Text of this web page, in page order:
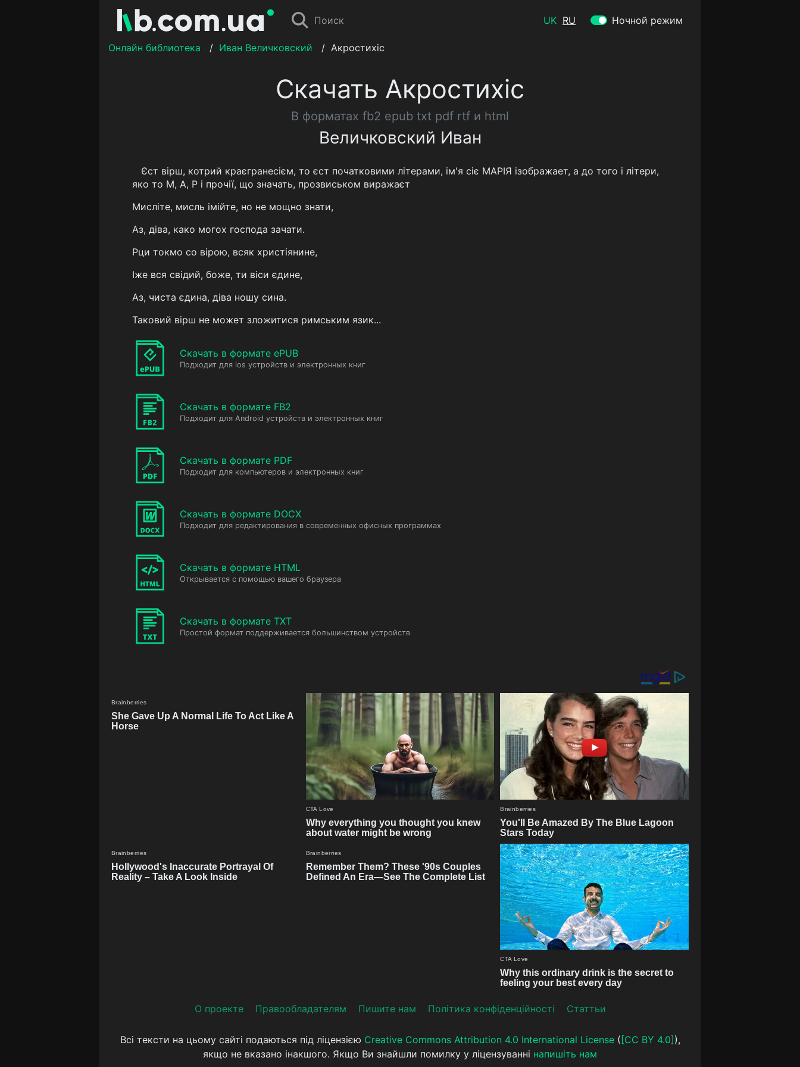
Поиск UK RU Ночной режим
Онлайн библиотека / Иван Величковский / Акростихіс
Скачать Акростихіс
В форматах fb2 epub txt pdf rtf и html
Величковский Иван
Єст вірш, котрий краєгранесієм, то єст початковими літерами, ім'я сіє МАРІЯ ізображает, а до того і літери,
яко то М, А, Р і прочії, що значать, прозвиськом виражаєт
Мисліте, мисль імійте, но не мощно знати,
Аз, діва, како могох господа зачати.
Рци токмо со вірою, всяк христіянине,
Іже вся свідий, боже, ти віси єдине,
Аз, чиста єдина, діва ношу сина.
Таковий вірш не может зложитися римським язик...
Скачать в формате ePUB
Подходит для ios устройств и электронных книг
Скачать в формате FB2
Подходит для Android устройств и электронных книг
Скачать в формате PDF
Подходит для компьютеров и электронных книг
Скачать в формате DOCX
Подходит для редактирования в современных офисных программах
Скачать в формате HTML
Открывается с помощью вашего браузера
Скачать в формате TXT
Простой формат поддерживается большинством устройств
О проекте Прaвooблaдателям Пишите нам Політика конфіденційності Статтьи
Всі тексти на цьому сайті подаються під ліцензією Creative Commons Attribution 4.0 International License( [CC BY 4.0] ),
якщо не вказано інакшого. Якщо Ви знайшли помилку у ліцензуванні напишіть нам